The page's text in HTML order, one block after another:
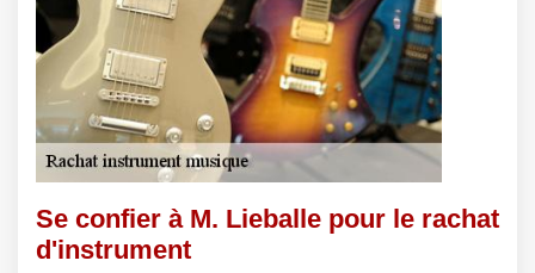
Se confier à M. Lieballe pour le rachat
d'instrument